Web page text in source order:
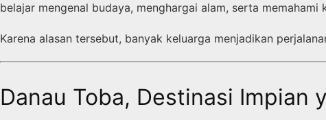
belajar mengenal budaya, menghargai alam, serta
Karena alasan tersebut, banyak keluarga menjadikan
Danau Toba, Destinasi Impian